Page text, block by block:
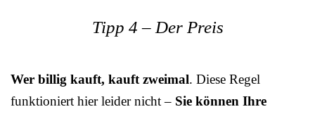
Tipp 4 – Der Preis
Wer billig kauft, kauft zweimal. Diese Regel
funktioniert hier leider nicht – Sie können Ihre